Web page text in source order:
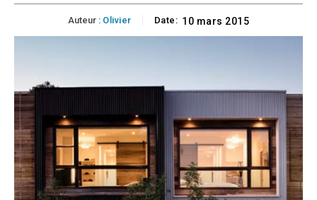
Auteur : Olivier Date: 10 mars 2015